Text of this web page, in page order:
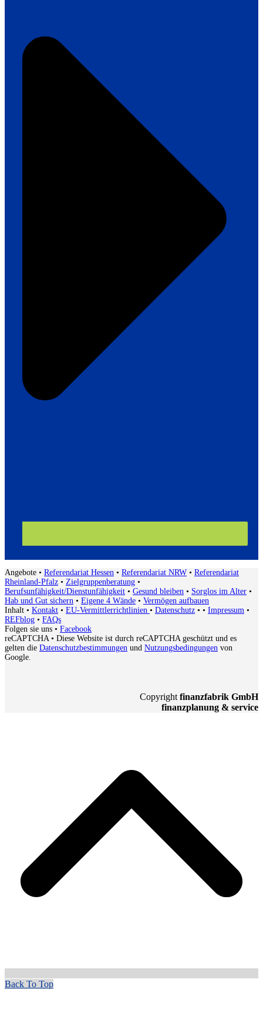
Angebote • Referendariat Hessen • Referendariat NRW • Referendariat
Rheinland-Pfalz • Zielgruppenberatung •
Berufsunfähigkeit/Dienstunfähigkeit • Gesund bleiben • Sorglos im Alter •
Hab und Gut sichern • Eigene 4 Wände • Vermögen aufbauen
Inhalt • Kontakt • EU-Vermittlerrichtlinien • Datenschutz • • Impressum •
REFblog • FAQs
Folgen sie uns • Facebook
reCAPTCHA • Diese Website ist durch reCAPTCHA geschützt und es
gelten die Datenschutzbestimmungen und Nutzungsbedingungen von
Google.
Copyrightfinanzfabrik GmbH
finanzplanung & service
Back To Top